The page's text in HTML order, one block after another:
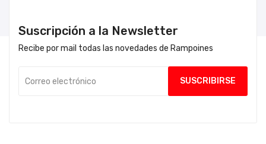
Suscripción a la Newsletter
Recibe por mail todas las novedades de Rampoines